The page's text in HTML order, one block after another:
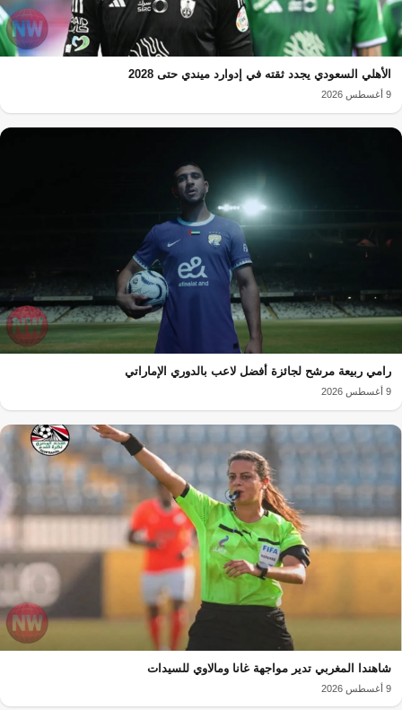
الأهلي السعودي يجدد ثقته في إدوارد ميندي حتى 2028
9 أغسطس 2026
رامي ربيعة مرشح لجائزة أفضل لاعب بالدوري الإماراتي
9 أغسطس 2026
شاهندا المغربي تدير مواجهة غانا ومالاوي للسيدات
9 أغسطس 2026